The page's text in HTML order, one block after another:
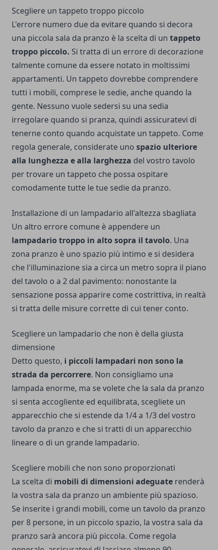
Scegliere un tappeto troppo piccolo
L'errore numero due da evitare quando si decora
una piccola sala da pranzo è la scelta di un tappeto
troppo piccolo. Si tratta di un errore di decorazione
talmente comune da essere notato in moltissimi
appartamenti. Un tappeto dovrebbe comprendere
tutti i mobili, comprese le sedie, anche quando la
gente. Nessuno vuole sedersi su una sedia
irregolare quando si pranza, quindi assicuratevi di
tenerne conto quando acquistate un tappeto. Come
regola generale, considerate uno spazio ulteriore
alla lunghezza e alla larghezza del vostro tavolo
per trovare un tappeto che possa ospitare
comodamente tutte le tue sedie da pranzo.
Installazione di un lampadario all'altezza sbagliata
Un altro errore comune è appendere un
lampadario troppo in alto sopra il tavolo. Una
zona pranzo è uno spazio più intimo e si desidera
che l'illuminazione sia a circa un metro sopra il piano
del tavolo o a 2 dal pavimento: nonostante la
sensazione possa apparire come costrittiva, in realtà
si tratta delle misure corrette di cui tener conto.
Scegliere un lampadario che non è della giusta
dimensione
Detto questo, i piccoli lampadari non sono la
strada da percorrere. Non consigliamo una
lampada enorme, ma se volete che la sala da pranzo
si senta accogliente ed equilibrata, scegliete un
apparecchio che si estende da 1/4 a 1/3 del vostro
tavolo da pranzo e che si tratti di un apparecchio
lineare o di un grande lampadario.
Scegliere mobili che non sono proporzionati
La scelta di mobili di dimensioni adeguate renderà
la vostra sala da pranzo un ambiente più spazioso.
Se inserite i grandi mobili, come un tavolo da pranzo
per 8 persone, in un piccolo spazio, la vostra sala da
pranzo sarà ancora più piccola. Come regola